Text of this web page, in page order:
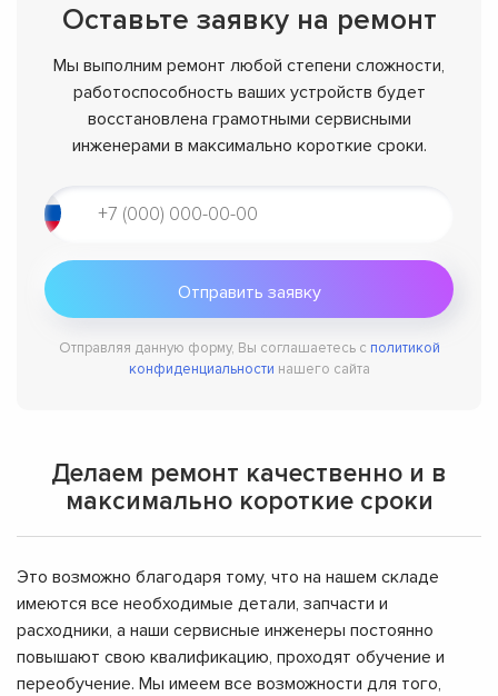
Оставьте заявку на ремонт
Мы выполним ремонт любой степени сложности,
работоспособность ваших устройств будет
восстановлена грамотными сервисными
инженерами в максимально короткие сроки.
Отправляя данную форму, Вы соглашаетесь с политикой
конфиденциальности нашего сайта
Делаем ремонт качественно и в
максимально короткие сроки
Это возможно благодаря тому, что на нашем складе
имеются все необходимые детали, запчасти и
расходники, а наши сервисные инженеры постоянно
повышают свою квалификацию, проходят обучение и
переобучение. Мы имеем все возможности для того,